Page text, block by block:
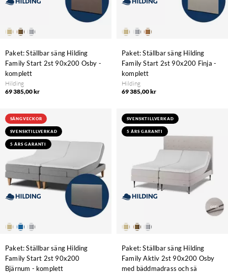
Paket: Ställbar säng Hilding
Family Start 2st 90x200 Osby -
komplett
Hilding
69 385,00 kr
Paket: Ställbar säng Hilding
Family Start 2st 90x200 Finja -
komplett
Hilding
69 385,00 kr
SÄNGVECKOR
SVENSKTILLVERKAD
5 ÅRS GARANTI
Paket: Ställbar säng Hilding
Family Start 2st 90x200
Bjärnum - komplett
SVENSKTILLVERKAD
5 ÅRS GARANTI
Paket: Ställbar säng Hilding
Family Aktiv 2st 90x200 Osby
med bäddmadrass och sä